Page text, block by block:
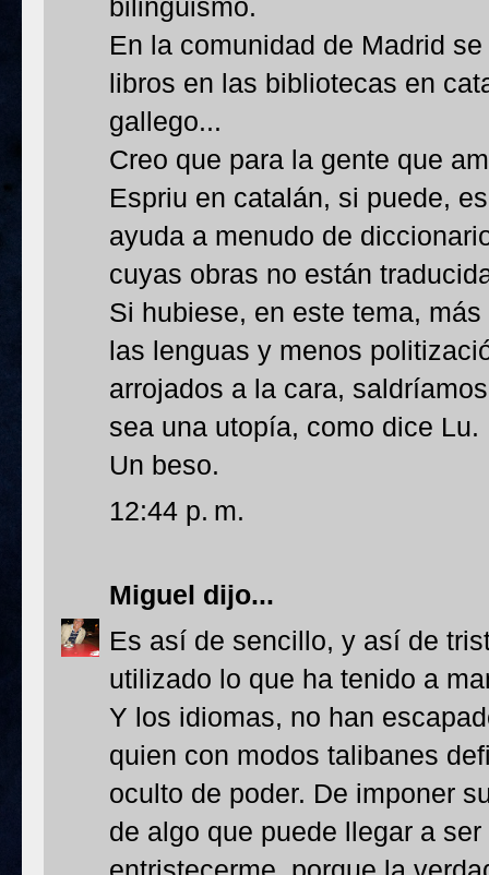
bilingüismo.
En la comunidad de Madrid
libros en las bibliotecas en
gallego...
Creo que para la gente que
Espriu en catalán, si puede,
ayuda a menudo de
cuyas obras no están
Si hubiese, en este tema,
las lenguas y menos
arrojados a la cara,
sea una utopía, como dice Lu.
Un beso.
12:44 p. m.
Miguel dijo...
Es así de sencillo, y así de
utilizado lo que ha tenido a
Y los idiomas, no han
quien con modos talibanes
oculto de poder. De imponer
de algo que puede llegar a